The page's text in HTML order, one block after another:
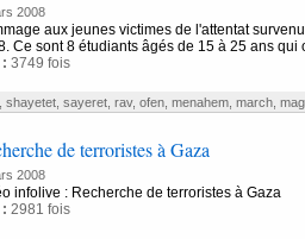
2008
aux jeunes victimes de l'attentat
Ce sont 8 étudiants âgés de 15 à 25 ans qui
3749 fois
shayetet, sayeret, rav, ofen, menahem, march,
de terroristes à Gaza
2008
infolive : Recherche de terroristes à Gaza
2981 fois